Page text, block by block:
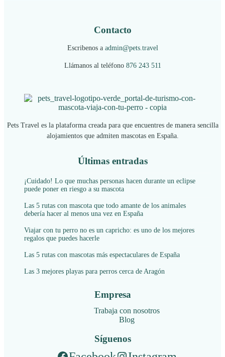
Contacto
Escribenos a admin@pets.travel
Llámanos al teléfono 876 243 511
Pets Travel es la plataforma creada para que encuentres de manera sencilla
alojamientos que admiten mascotas en España.
Últimas entradas
¡Cuidado! Lo que muchas personas hacen durante un eclipse
puede poner en riesgo a su mascota
Las 5 rutas con mascota que todo amante de los animales
debería hacer al menos una vez en España
Viajar con tu perro no es un capricho: es uno de los mejores
regalos que puedes hacerle
Las 5 rutas con mascotas más espectaculares de España
Las 3 mejores playas para perros cerca de Aragón
Empresa
Trabaja con nosotros
Blog
Síguenos